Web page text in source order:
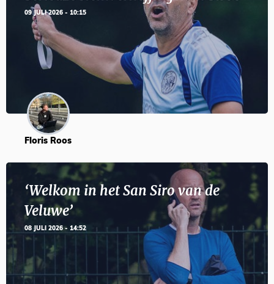
09 JULI 2026 - 10:15
Floris Roos
‘Welkom in het San Siro van de
Veluwe’
08 JULI 2026 - 14:52